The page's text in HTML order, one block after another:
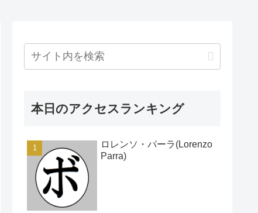
本日のアクセスランキング
ロレンソ・パーラ(Lorenzo
Parra)